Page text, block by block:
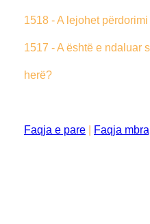
1518 - A lejohet
1517 - A është e ndaluar
herë?
Faqja e pare | Faqja